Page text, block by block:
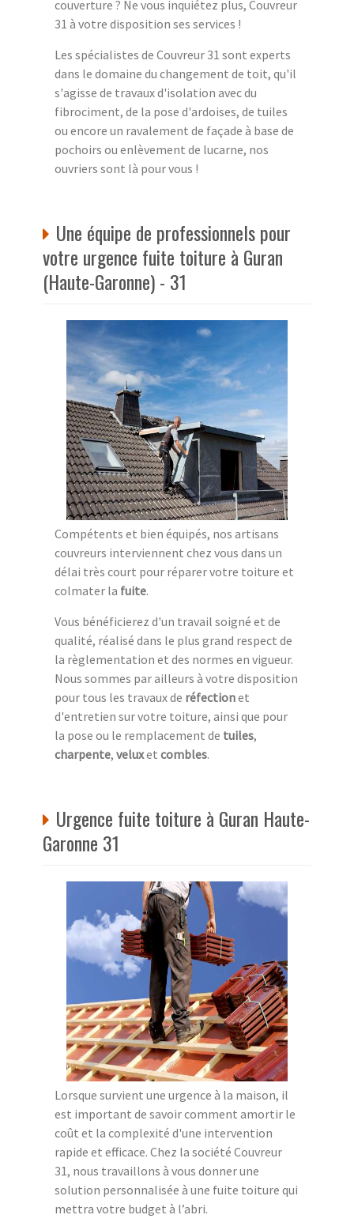
couverture ? Ne vous inquiétez plus, Couvreur
31 à votre disposition ses services !
Les spécialistes de Couvreur 31 sont experts
dans le domaine du changement de toit, qu'il
s'agisse de travaux d'isolation avec du
fibrociment, de la pose d'ardoises, de tuiles
ou encore un ravalement de façade à base de
pochoirs ou enlèvement de lucarne, nos
ouvriers sont là pour vous !
Une équipe de professionnels pour
votre urgence fuite toiture à Guran
(Haute-Garonne) - 31
Compétents et bien équipés, nos artisans
couvreurs interviennent chez vous dans un
délai très court pour réparer votre toiture et
colmater la fuite.
Vous bénéficierez d'un travail soigné et de
qualité, réalisé dans le plus grand respect de
la règlementation et des normes en vigueur.
Nous sommes par ailleurs à votre disposition
pour tous les travaux de réfectionet
d'entretien sur votre toiture, ainsi que pour
la pose ou le remplacement de tuiles,
charpente, veluxet combles.
Urgence fuite toiture à Guran Haute-
Garonne 31
Lorsque survient une urgence à la maison, il
est important de savoir comment amortir le
coût et la complexité d'une intervention
rapide et efficace. Chez la société Couvreur
31, nous travaillons à vous donner une
solution personnalisée à une fuite toiture qui
mettra votre budget à l’abri.